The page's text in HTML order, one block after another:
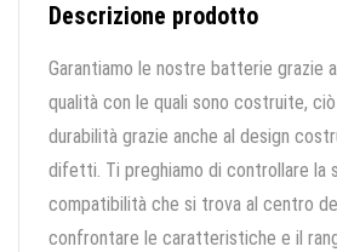
Descrizione prodotto
Garantiamo le nostre batterie grazie
qualità con le quali sono costruite, ciò
durabilità grazie anche al design
difetti. Ti preghiamo di controllare la
compatibilità che si trova al centro
confrontare le caratteristiche e il